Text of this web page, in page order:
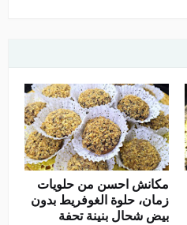
مكانش احسن من حلويات
زمان، حلوة الغوفريط بدون
بيض شحال بنينة تحفة